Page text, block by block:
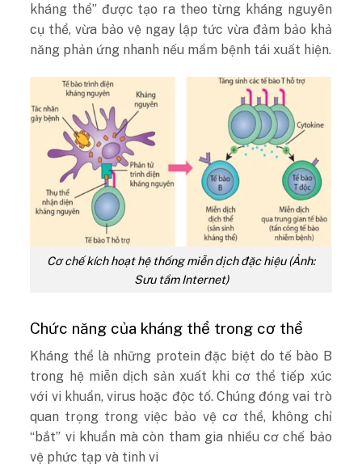
kháng thể” được tạo ra theo từng kháng nguyên
cụ thể, vừa bảo vệ ngay lập tức vừa đảm bảo khả
năng phản ứng nhanh nếu mầm bệnh tái xuất hiện.
Cơ chế kích hoạt hệ thống miễn dịch đặc hiệu (Ảnh:
Sưu tầm Internet)
Chức năng của kháng thể trong cơ thể
Kháng thể là những protein đặc biệt do tế bào B
trong hệ miễn dịch sản xuất khi cơ thể tiếp xúc
với vi khuẩn, virus hoặc độc tố. Chúng đóng vai trò
quan trọng trong việc bảo vệ cơ thể, không chỉ
“bắt” vi khuẩn mà còn tham gia nhiều cơ chế bảo
vệ phức tạp và tinh vi